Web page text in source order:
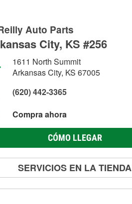
Auto Parts
City, KS #256
1611 North Summit
Arkansas City, KS 67005
(620) 442-3365
Compra ahora
CÓMO LLEGAR
SERVICIOS EN LA TIENDA
Prueba de batería